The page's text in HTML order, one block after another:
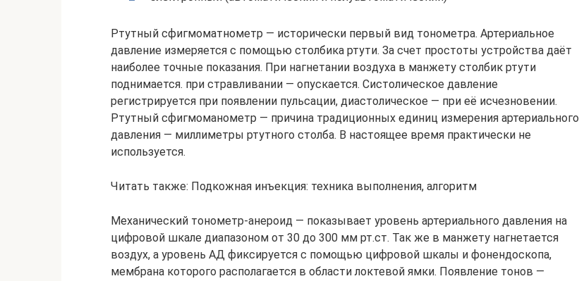
Ртутный сфигмоматнометр — исторически первый вид тонометра. Артериальное
давление измеряется с помощью столбика ртути. За счет простоты устройства даёт
наиболее точные показания. При нагнетании воздуха в манжету столбик ртути
поднимается. при стравливании — опускается. Систолическое давление
регистрируется при появлении пульсации, диастолическое — при её исчезновении.
Ртутный сфигмоманометр — причина традиционных единиц измерения артериального
давления — миллиметры ртутного столба. В настоящее время практически не
используется.
Читать также: Подкожная инъекция: техника выполнения, алгоритм
Механический тонометр-анероид — показывает уровень артериального давления на
цифровой шкале диапазоном от 30 до 300 мм рт.ст. Так же в манжету нагнетается
воздух, а уровень АД фиксируется с помощью цифровой шкалы и фонендоскопа,
мембрана которого располагается в области локтевой ямки. Появление тонов —